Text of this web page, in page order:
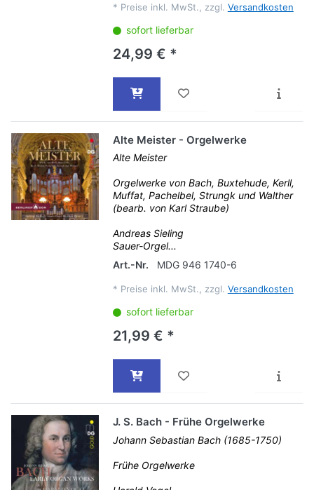
* Preise inkl. MwSt., zzgl. Versandkosten
sofort lieferbar
24,99 € *
Alte Meister - Orgelwerke
Alte Meister
Orgelwerke von Bach, Buxtehude, Kerll,
Muffat, Pachelbel, Strungk und Walther
(bearb. von Karl Straube)
Andreas Sieling
Sauer-Orgel...
Art.-Nr.
MDG 946 1740-6
* Preise inkl. MwSt., zzgl. Versandkosten
sofort lieferbar
21,99 € *
J. S. Bach - Frühe Orgelwerke
Johann Sebastian Bach (1685-1750)
Frühe Orgelwerke